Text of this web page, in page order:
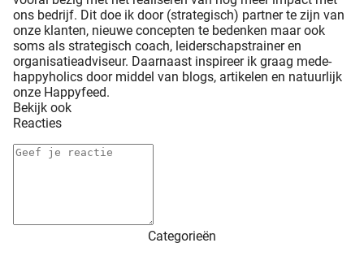
ons bedrijf. Dit doe ik door (strategisch) partner te zijn van
onze klanten, nieuwe concepten te bedenken maar ook
soms als strategisch coach, leiderschapstrainer en
organisatieadviseur. Daarnaast inspireer ik graag mede-
happyholics door middel van blogs, artikelen en natuurlijk
onze Happyfeed.
Bekijk ook
Reacties
Categorieën